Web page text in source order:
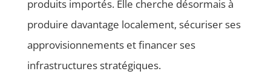
produits importés. Elle cherche désormais à
produire davantage localement, sécuriser ses
approvisionnements et financer ses
infrastructures stratégiques.